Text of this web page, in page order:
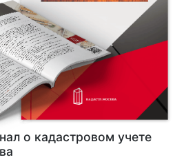
о кадастровом учете